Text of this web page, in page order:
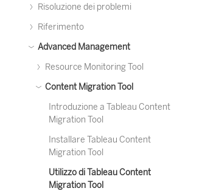
Risoluzione dei problemi
Riferimento
Advanced Management
Resource Monitoring Tool
Content Migration Tool
Introduzione a Tableau Content
Migration Tool
Installare Tableau Content
Migration Tool
Utilizzo di Tableau Content
Migration Tool